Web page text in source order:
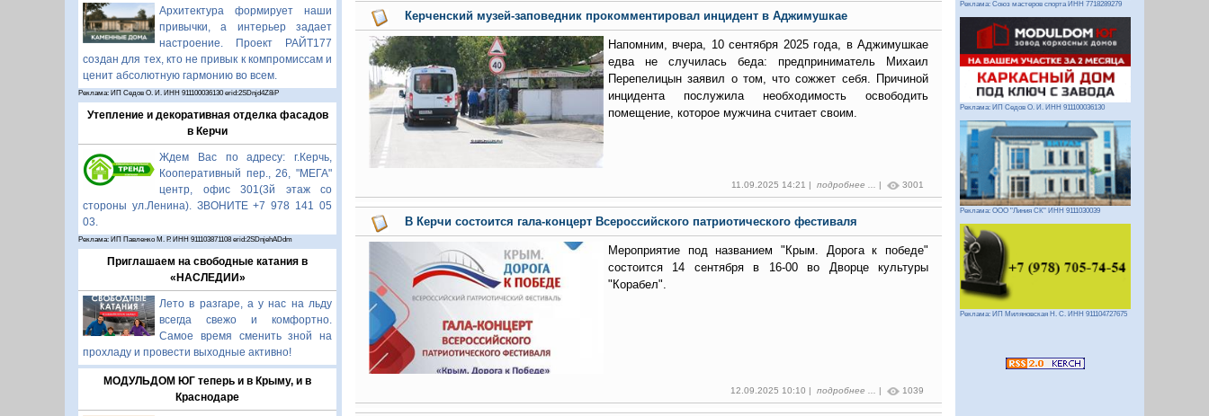
Архитектура формирует наши
привычки, а интерьер задает
настроение. Проект РАЙТ177
создан для тех, кто не привык к компромиссам и
ценит абсолютную гармонию во всем.
Реклама: ИП Седов О. И. ИНН 911100036130 erid:2SDnjd4Z8iP
Утепление и декоративная отделка фасадов
в Керчи
Ждем Вас по адресу: г.Керчь,
Кооперативный пер., 26, "МЕГА"
центр, офис 301(3й этаж со
стороны ул.Ленина). ЗВОНИТЕ +7 978 141 05
03.
Реклама: ИП Павленко М. Р. ИНН 911103871108 erid:2SDnjehADdm
Приглашаем на свободные катания в
«НАСЛЕДИИ»
Лето в разгаре, а у нас на льду
всегда свежо и комфортно.
Самое время сменить зной на
прохладу и провести выходные активно!
МОДУЛЬДОМ ЮГ теперь и в Крыму, и в
Краснодаре
Керченский музей-заповедник прокомментировал инцидент в Аджимушкае
Напомним, вчера, 10 сентября 2025 года, в Аджимушкае
едва не случилась беда: предприниматель Михаил
Перепелицын заявил о том, что сожжет себя. Причиной
инцидента послужила необходимость освободить
помещение, которое мужчина считает своим.
11.09.2025 14:21 | подробнее ... | 3001
В Керчи состоится гала-концерт Всероссийского патриотического фестиваля
Мероприятие под названием "Крым. Дорога к победе"
состоится 14 сентября в 16-00 во Дворце культуры
"Корабел".
12.09.2025 10:10 | подробнее ... | 1039
Реклама: Союз мастеров спорта ИНН 7718289279
Реклама: ИП Седов О. И. ИНН 911100036130
Реклама: ООО "Линия СК" ИНН 9111030039
Реклама: ИП Миляновская Н. С. ИНН 911104727675